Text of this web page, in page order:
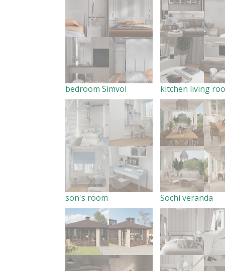
bedroom Simvol kitchen living
son's room Sochi veranda